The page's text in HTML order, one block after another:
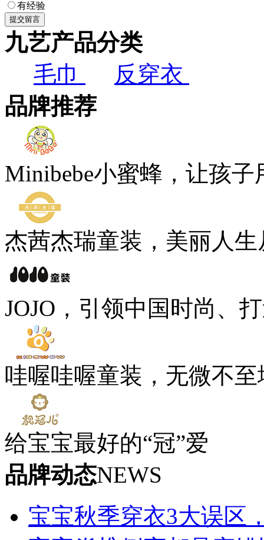
有经验
九艺产品分类
毛巾
反穿衣
品牌推荐
Minibebe小蜜蜂，让孩子
杰茜杰瑞童装，美丽人
JOJO，引领中国时尚、
哇喔哇喔童装，无微不
给宝宝最好的“冠”爱
品牌动态NEWS
宝宝秋季穿衣3大误区